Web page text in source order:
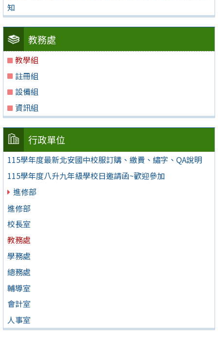
知
教務處
教學組
註冊組
設備組
資訊組
行政單位
115學年度最新北安國中校服訂購、繳費、繡字、QA說明
115學年度八升九年級學校日邀請函~歡迎參加
進修部
進修部
校長室
教務處
學務處
總務處
輔導室
會計室
人事室